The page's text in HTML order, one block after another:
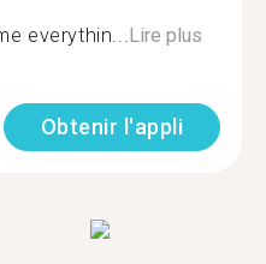
everythin... Lire plus
Obtenir l'appli